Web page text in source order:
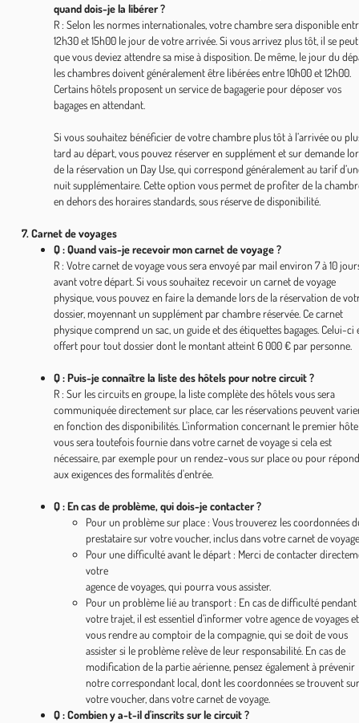
quand dois-je la libérer ?
R : Selon les normes internationales, votre chambre sera disponible
12h30 et 15h00 le jour de votre arrivée. Si vous arrivez plus tôt, il se peut
que vous deviez attendre sa mise à disposition. De même, le jour du
les chambres doivent généralement être libérées entre 10h00 et 12h00.
Certains hôtels proposent un service de bagagerie pour déposer vos
bagages en attendant.
Si vous souhaitez bénéficier de votre chambre plus tôt à l’arrivée ou
tard au départ, vous pouvez réserver en supplément et sur demande
de la réservation un Day Use, qui correspond généralement au tarif
nuit supplémentaire. Cette option vous permet de profiter de la
en dehors des horaires standards, sous réserve de disponibilité.
7. Carnet de voyages
Q : Quand vais-je recevoir mon carnet de voyage ?
R : Votre carnet de voyage vous sera envoyé par mail environ 7 à 10
avant votre départ. Si vous souhaitez recevoir un carnet de voyage
physique, vous pouvez en faire la demande lors de la réservation de
dossier, moyennant un supplément par chambre réservée. Ce carnet
physique comprend un sac, un guide et des étiquettes bagages. Celui-ci
offert pour tout dossier dont le montant atteint 6 000 € par personne.
Q : Puis-je connaître la liste des hôtels pour notre circuit ?
R : Sur les circuits en groupe, la liste complète des hôtels vous sera
communiquée directement sur place, car les réservations peuvent
en fonction des disponibilités. L'information concernant le premier
vous sera toutefois fournie dans votre carnet de voyage si cela est
nécessaire, par exemple pour un rendez-vous sur place ou pour
aux exigences des formalités d'entrée.
Q : En cas de problème, qui dois-je contacter ?
Pour un problème sur place : Vous trouverez les coordonnées
prestataire sur votre voucher, inclus dans votre carnet de
Pour une difficulté avant le départ : Merci de contacter
votre
agence de voyages, qui pourra vous assister.
Pour un problème lié au transport : En cas de difficulté pendant
votre trajet, il est essentiel d’informer votre agence de voyages
vous rendre au comptoir de la compagnie, qui se doit de vous
assister si le problème relève de leur responsabilité. En cas de
modification de la partie aérienne, pensez également à prévenir
notre correspondant local, dont les coordonnées se trouvent sur
votre voucher, dans votre carnet de voyage.
Q : Combien y a-t-il d'inscrits sur le circuit ?